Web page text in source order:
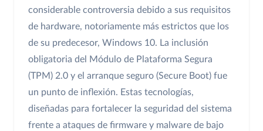
considerable controversia debido a sus requisitos
de hardware, notoriamente más estrictos que los
de su predecesor, Windows 10. La inclusión
obligatoria del Módulo de Plataforma Segura
(TPM) 2.0 y el arranque seguro (Secure Boot) fue
un punto de inflexión. Estas tecnologías,
diseñadas para fortalecer la seguridad del sistema
frente a ataques de firmware y malware de bajo